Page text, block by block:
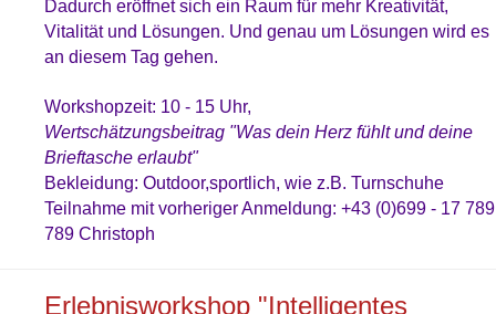
Dadurch eröffnet sich ein Raum für mehr Kreativität,
Vitalität und Lösungen. Und genau um Lösungen wird es
an diesem Tag gehen.
Workshopzeit: 10 - 15 Uhr,
Wertschätzungsbeitrag "Was dein Herz fühlt und deine
Brieftasche erlaubt"
Bekleidung: Outdoor,sportlich, wie z.B. Turnschuhe
Teilnahme mit vorheriger Anmeldung: +43 (0)699 - 17 789
789 Christoph
Erlebnisworkshop "Intelligentes